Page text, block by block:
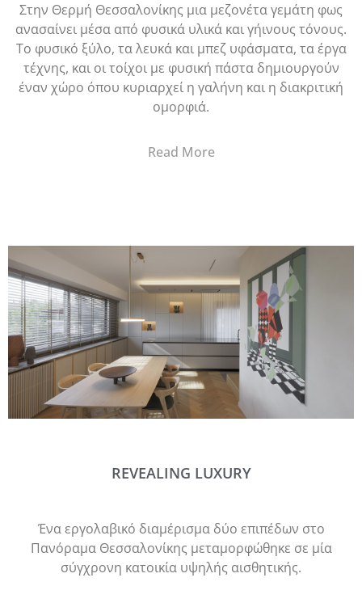
Στην Θερμή Θεσσαλονίκης μια μεζονέτα γεμάτη φως
ανασαίνει μέσα από φυσικά υλικά και γήινους τόνους.
Το φυσικό ξύλο, τα λευκά και μπεζ υφάσματα, τα έργα
τέχνης, και οι τοίχοι με φυσική πάστα δημιουργούν
έναν χώρο όπου κυριαρχεί η γαλήνη και η διακριτική
ομορφιά.
Read More
REVEALING LUXURY
Ένα εργολαβικό διαμέρισμα δύο επιπέδων στο
Πανόραμα Θεσσαλονίκης μεταμορφώθηκε σε μία
σύγχρονη κατοικία υψηλής αισθητικής.